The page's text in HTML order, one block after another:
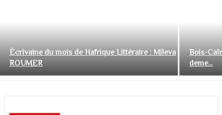
Écrivaine du mois de Hafrique Littéraire : Mileva
ROUMER
Bois-
deme...